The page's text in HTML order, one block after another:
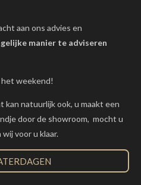
aan ons advies en
manier te adviseren
het weekend!
kan natuurlijk ook, u maakt een
door de showroom, mocht u
voor u klaar.